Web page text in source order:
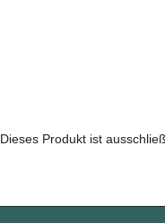
Dieses Produkt ist